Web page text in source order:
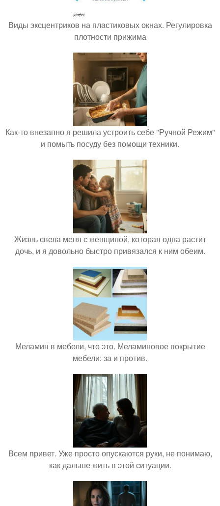
Виды эксцентриков на пластиковых окнах. Регулировка
плотности прижима
Как-то внезапно я решила устроить себе "Ручной Режим"
и помыть посуду без помощи техники.
Жизнь свела меня с женщиной, которая одна растит
дочь, и я довольно быстро привязался к ним обеим.
Меламин в мебели, что это. Меламиновое покрытие
мебели: за и против.
Всем привет. Уже просто опускаются руки, не понимаю,
как дальше жить в этой ситуации.